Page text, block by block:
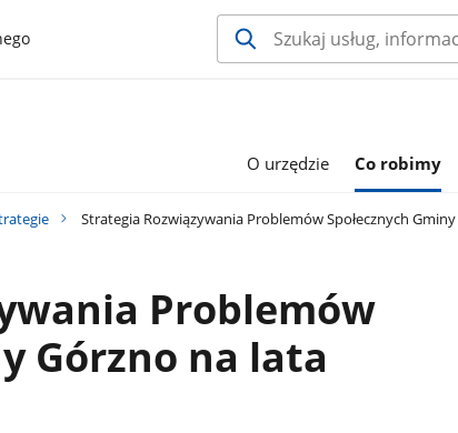
O urzędzie Co robimy
Strategia Rozwiązywania Problemów Społecznych
Problemów
Górzno na lata